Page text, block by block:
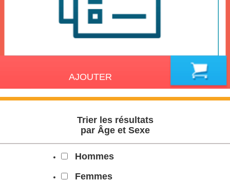
AJOUTER
Trier les résultats
par Âge et Sexe
Hommes
Femmes